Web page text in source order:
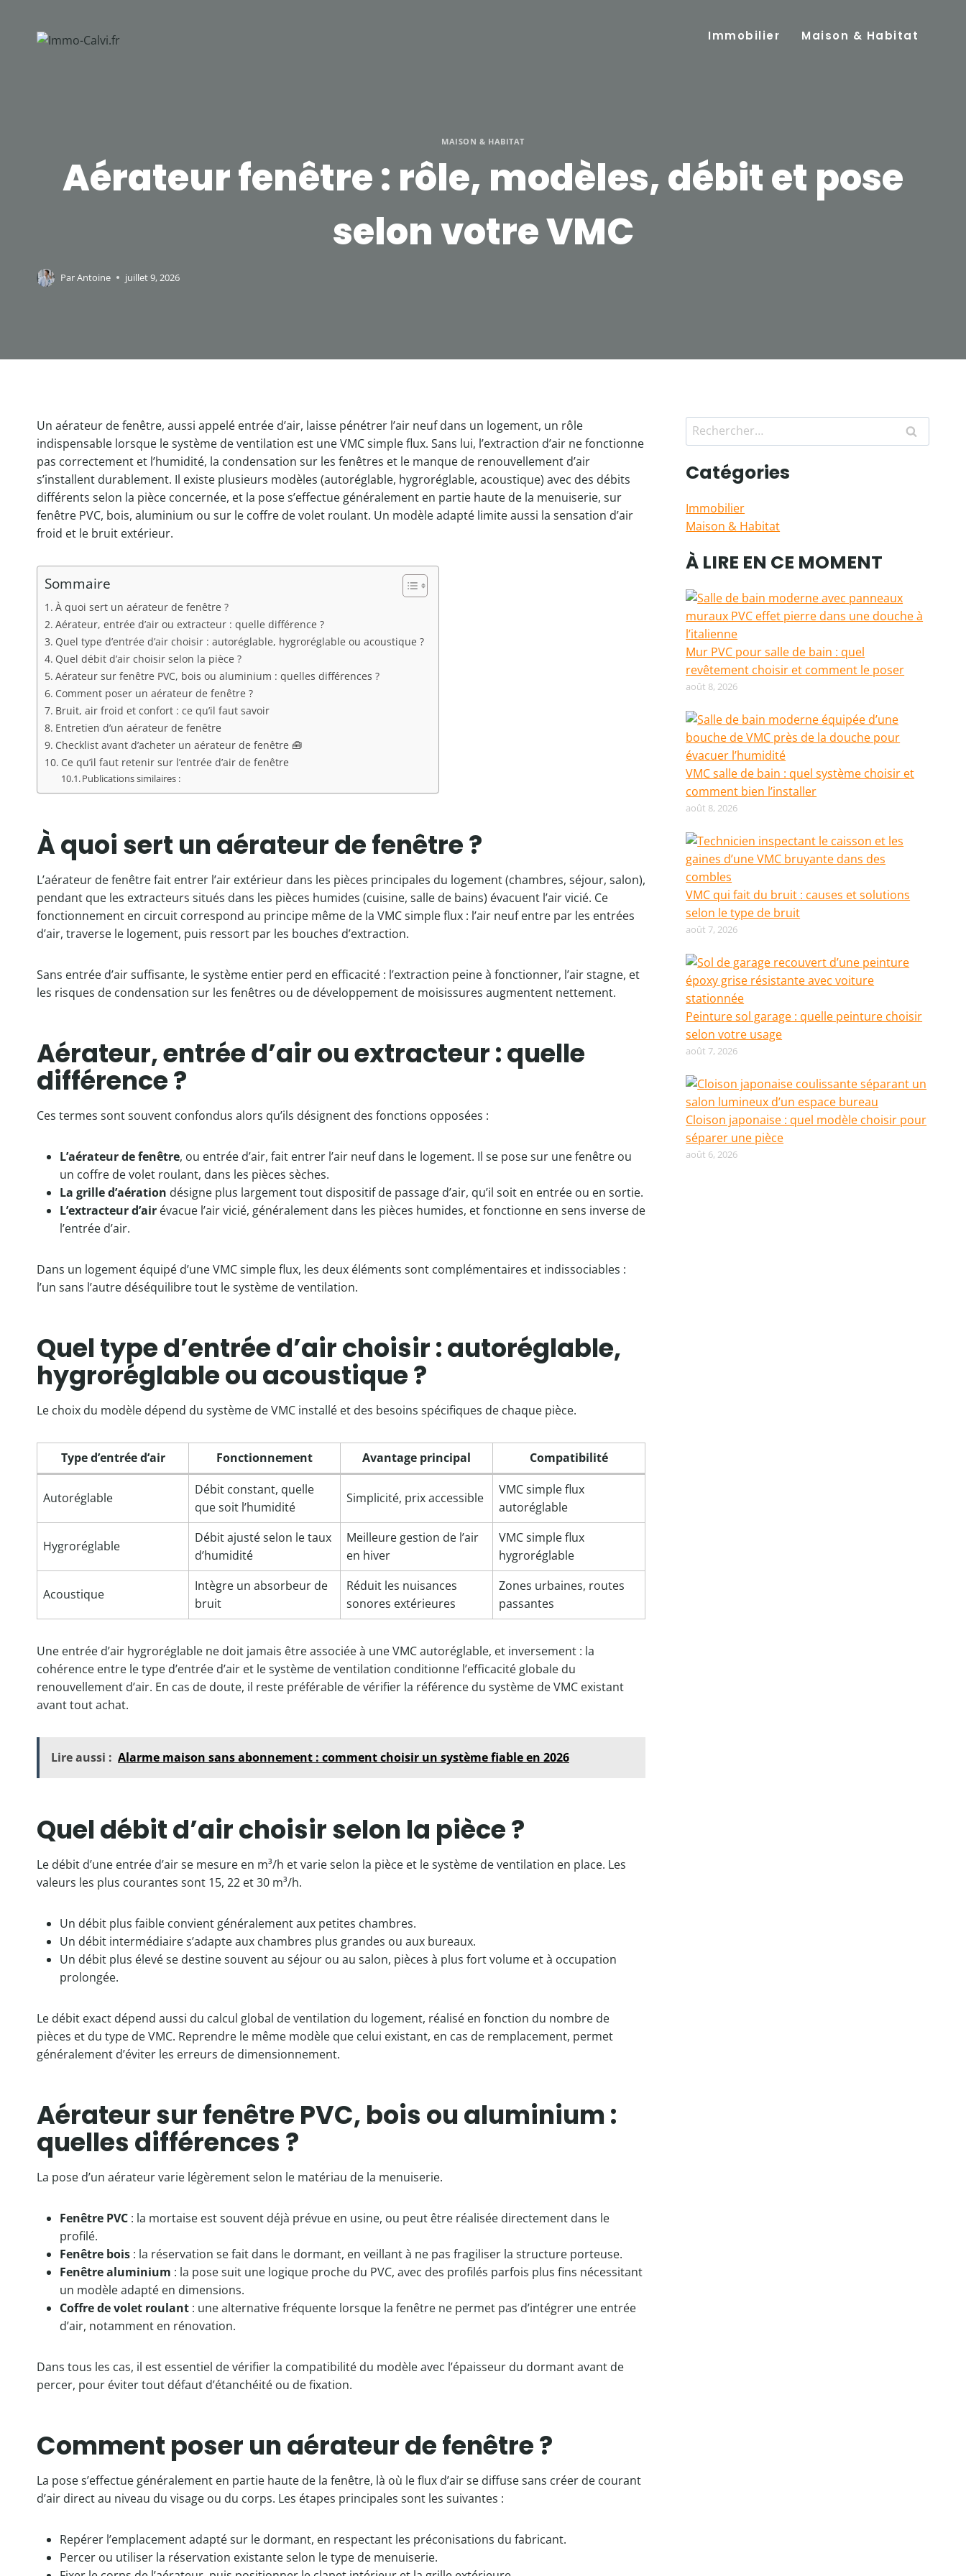
contenu
Immobilier Maison & Habitat
MAISON & HABITAT
Aérateur fenêtre : rôle, modèles, débit et pose
selon votre VMC
ParAntoine juillet 9, 2026
Un aérateur de fenêtre, aussi appelé entrée d’air, laisse pénétrer l’air neuf dans un logement, un rôle
indispensable lorsque le système de ventilation est une VMC simple flux. Sans lui, l’extraction d’air ne fonctionne
pas correctement et l’humidité, la condensation sur les fenêtres et le manque de renouvellement d’air
s’installent durablement. Il existe plusieurs modèles (autoréglable, hygroréglable, acoustique) avec des débits
différents selon la pièce concernée, et la pose s’effectue généralement en partie haute de la menuiserie, sur
fenêtre PVC, bois, aluminium ou sur le coffre de volet roulant. Un modèle adapté limite aussi la sensation d’air
froid et le bruit extérieur.
Sommaire
À quoi sert un aérateur de fenêtre ?
Aérateur, entrée d’air ou extracteur : quelle différence ?
Quel type d’entrée d’air choisir : autoréglable, hygroréglable ou acoustique ?
Quel débit d’air choisir selon la pièce ?
Aérateur sur fenêtre PVC, bois ou aluminium : quelles différences ?
Comment poser un aérateur de fenêtre ?
Bruit, air froid et confort : ce qu’il faut savoir
Entretien d’un aérateur de fenêtre
Checklist avant d’acheter un aérateur de fenêtre 🧰
Ce qu’il faut retenir sur l’entrée d’air de fenêtre
Publications similaires :
À quoi sert un aérateur de fenêtre ?
L’aérateur de fenêtre fait entrer l’air extérieur dans les pièces principales du logement (chambres, séjour, salon),
pendant que les extracteurs situés dans les pièces humides (cuisine, salle de bains) évacuent l’air vicié. Ce
fonctionnement en circuit correspond au principe même de la VMC simple flux : l’air neuf entre par les entrées
d’air, traverse le logement, puis ressort par les bouches d’extraction.
Sans entrée d’air suffisante, le système entier perd en efficacité : l’extraction peine à fonctionner, l’air stagne, et
les risques de condensation sur les fenêtres ou de développement de moisissures augmentent nettement.
Aérateur, entrée d’air ou extracteur : quelle
différence ?
Ces termes sont souvent confondus alors qu’ils désignent des fonctions opposées :
L’aérateur de fenêtre, ou entrée d’air, fait entrer l’air neuf dans le logement. Il se pose sur une fenêtre ou
un coffre de volet roulant, dans les pièces sèches.
La grille d’aération désigne plus largement tout dispositif de passage d’air, qu’il soit en entrée ou en sortie.
L’extracteur d’air évacue l’air vicié, généralement dans les pièces humides, et fonctionne en sens inverse de
l’entrée d’air.
Dans un logement équipé d’une VMC simple flux, les deux éléments sont complémentaires et indissociables :
l’un sans l’autre déséquilibre tout le système de ventilation.
Quel type d’entrée d’air choisir : autoréglable,
hygroréglable ou acoustique ?
Le choix du modèle dépend du système de VMC installé et des besoins spécifiques de chaque pièce.
Type d’entrée d’air Fonctionnement Avantage principal Compatibilité
Autoréglable
Débit constant, quelle
que soit l’humidité
Simplicité, prix accessible
VMC simple flux
autoréglable
Hygroréglable
Débit ajusté selon le taux
d’humidité
Meilleure gestion de l’air
en hiver
VMC simple flux
hygroréglable
Acoustique
Intègre un absorbeur de
bruit
Réduit les nuisances
sonores extérieures
Zones urbaines, routes
passantes
Une entrée d’air hygroréglable ne doit jamais être associée à une VMC autoréglable, et inversement : la
cohérence entre le type d’entrée d’air et le système de ventilation conditionne l’efficacité globale du
renouvellement d’air. En cas de doute, il reste préférable de vérifier la référence du système de VMC existant
avant tout achat.
Lire aussi : Alarme maison sans abonnement : comment choisir un système fiable en 2026
Quel débit d’air choisir selon la pièce ?
Le débit d’une entrée d’air se mesure en m³/h et varie selon la pièce et le système de ventilation en place. Les
valeurs les plus courantes sont 15, 22 et 30 m³/h.
Un débit plus faible convient généralement aux petites chambres.
Un débit intermédiaire s’adapte aux chambres plus grandes ou aux bureaux.
Un débit plus élevé se destine souvent au séjour ou au salon, pièces à plus fort volume et à occupation
prolongée.
Le débit exact dépend aussi du calcul global de ventilation du logement, réalisé en fonction du nombre de
pièces et du type de VMC. Reprendre le même modèle que celui existant, en cas de remplacement, permet
généralement d’éviter les erreurs de dimensionnement.
Aérateur sur fenêtre PVC, bois ou aluminium :
quelles différences ?
La pose d’un aérateur varie légèrement selon le matériau de la menuiserie.
Fenêtre PVC : la mortaise est souvent déjà prévue en usine, ou peut être réalisée directement dans le
profilé.
Fenêtre bois : la réservation se fait dans le dormant, en veillant à ne pas fragiliser la structure porteuse.
Fenêtre aluminium : la pose suit une logique proche du PVC, avec des profilés parfois plus fins nécessitant
un modèle adapté en dimensions.
Coffre de volet roulant : une alternative fréquente lorsque la fenêtre ne permet pas d’intégrer une entrée
d’air, notamment en rénovation.
Dans tous les cas, il est essentiel de vérifier la compatibilité du modèle avec l’épaisseur du dormant avant de
percer, pour éviter tout défaut d’étanchéité ou de fixation.
Comment poser un aérateur de fenêtre ?
La pose s’effectue généralement en partie haute de la fenêtre, là où le flux d’air se diffuse sans créer de courant
d’air direct au niveau du visage ou du corps. Les étapes principales sont les suivantes :
Repérer l’emplacement adapté sur le dormant, en respectant les préconisations du fabricant.
Percer ou utiliser la réservation existante selon le type de menuiserie.
Rechercher :
Catégories
Immobilier
Maison & Habitat
À LIRE EN CE MOMENT
Mur PVC pour salle de bain : quel
revêtement choisir et comment le poser
août 8, 2026
VMC salle de bain : quel système choisir et
comment bien l’installer
août 8, 2026
VMC qui fait du bruit : causes et solutions
selon le type de bruit
août 7, 2026
Peinture sol garage : quelle peinture choisir
selon votre usage
août 7, 2026
Cloison japonaise : quel modèle choisir pour
séparer une pièce
août 6, 2026